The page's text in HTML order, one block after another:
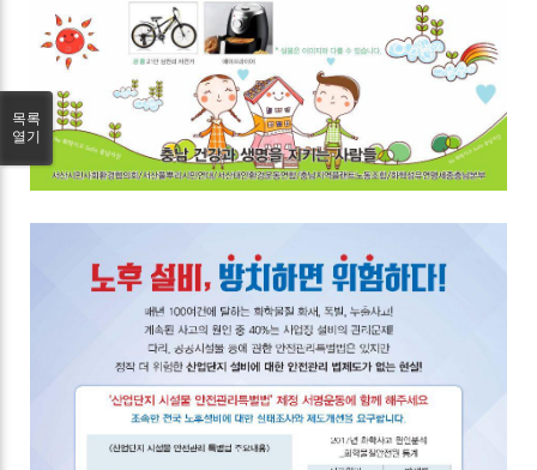
목록
열기